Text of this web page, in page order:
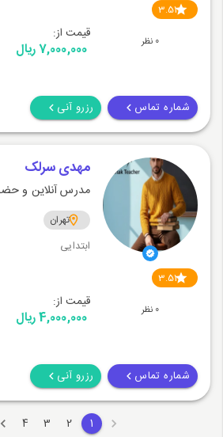
3.51
0 نظر قیمت از:
7,000,000 ریال
شماره تماس رزرو آنی
3.51
0 نظر
مهدی سرلک
مدرس آنلاین و
تهران
ابتدایی
قیمت از:
4,000,000 ریال
شماره تماس رزرو آنی
1
2
3
4